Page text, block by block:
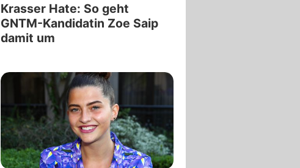
Krasser Hate: So geht
GNTM-Kandidatin Zoe Saip
damit um